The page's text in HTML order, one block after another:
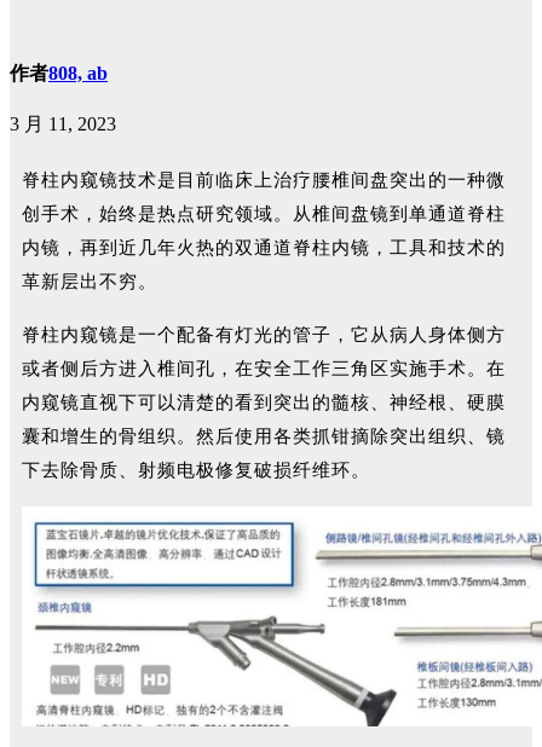
作者808, ab
3 月 11, 2023
脊柱内窥镜技术是目前临床上治疗腰椎间盘突出的一种微
创手术，始终是热点研究领域。从椎间盘镜到单通道脊柱
内镜，再到近几年火热的双通道脊柱内镜，工具和技术的
革新层出不穷。
脊柱内窥镜是一个配备有灯光的管子，它从病人身体侧方
或者侧后方进入椎间孔，在安全工作三角区实施手术。在
内窥镜直视下可以清楚的看到突出的髓核、神经根、硬膜
囊和增生的骨组织。然后使用各类抓钳摘除突出组织、镜
下去除骨质、射频电极修复破损纤维环。